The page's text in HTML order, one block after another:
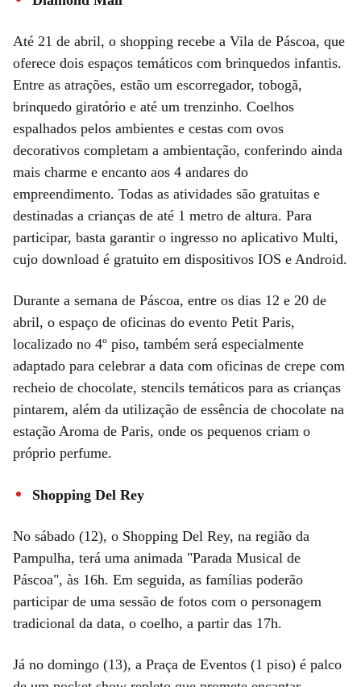
Até 21 de abril, o shopping recebe a Vila de Páscoa, que
oferece dois espaços temáticos com brinquedos infantis.
Entre as atrações, estão um escorregador, tobogã,
brinquedo giratório e até um trenzinho. Coelhos
espalhados pelos ambientes e cestas com ovos
decorativos completam a ambientação, conferindo ainda
mais charme e encanto aos 4 andares do
empreendimento. Todas as atividades são gratuitas e
destinadas a crianças de até 1 metro de altura. Para
participar, basta garantir o ingresso no aplicativo Multi,
cujo download é gratuito em dispositivos IOS e Android.
Durante a semana de Páscoa, entre os dias 12 e 20 de
abril, o espaço de oficinas do evento Petit Paris,
localizado no 4º piso, também será especialmente
adaptado para celebrar a data com oficinas de crepe com
recheio de chocolate, stencils temáticos para as crianças
pintarem, além da utilização de essência de chocolate na
estação Aroma de Paris, onde os pequenos criam o
próprio perfume.
Shopping Del Rey
No sábado (12), o Shopping Del Rey, na região da
Pampulha, terá uma animada "Parada Musical de
Páscoa", às 16h. Em seguida, as famílias poderão
participar de uma sessão de fotos com o personagem
tradicional da data, o coelho, a partir das 17h.
Já no domingo (13), a Praça de Eventos (1 piso) é palco